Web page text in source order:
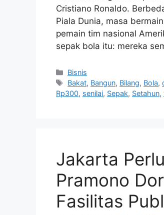
Cristiano Ronaldo.
Piala Dunia, masa
pemain tim nasional
sepak bola itu: mereka
Kategori
Bisnis
Tag
Bakat, Bangun, Bilang, Bola,
Rp300, senilai, Sepak, Setahun,
Jakarta
Pramono
Fasilitas